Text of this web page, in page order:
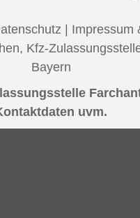
Impressum
, Kfz-
Bayern
uvm.